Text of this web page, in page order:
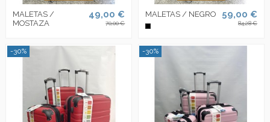
MALETAS /
MOSTAZA
49,00 €
70,00 €
MALETAS / NEGRO 59,00 €
84,28 €
-30% -30%